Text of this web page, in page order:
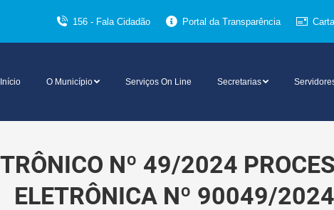
156 - Fala Cidadão Portal da Transparência
Início O Município Serviços On Line Secretarias
Nº 49/2024
ELETRÔNICA Nº 90049/2024